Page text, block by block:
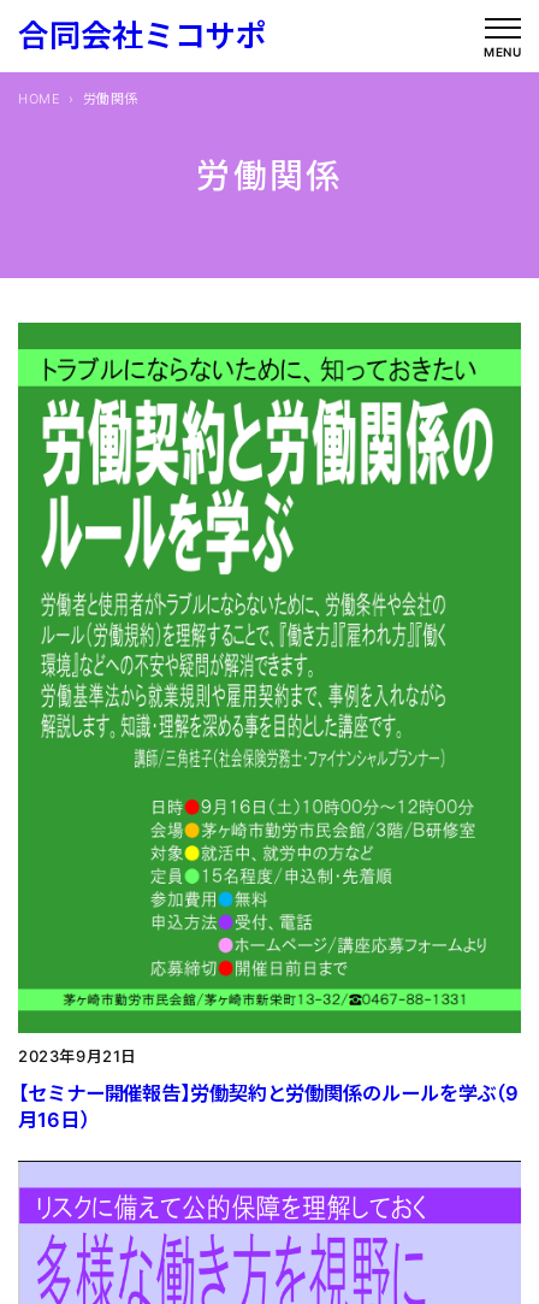
を
合同会社ミコサポ MENU
労働関係
HOME 労働関係
2023年9月21日
【セミナー開催報告】労働契約と労働関係のルールを学ぶ（9
月16日）